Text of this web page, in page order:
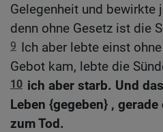
Gelegenheit und bewirkte
denn ohne Gesetz ist die
9 Ich aber lebte einst
Gebot kam, lebte die
10 ich aber starb. Und
Leben {gegeben} ,
zum Tod.